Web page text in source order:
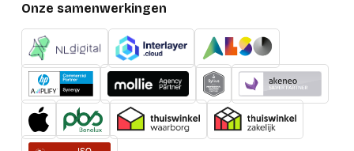
Onze samenwerkingen